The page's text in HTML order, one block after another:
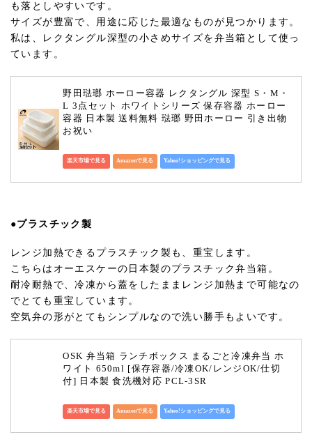
も落としやすいです。
サイズが豊富で、用途に応じた最適なものが見つかります。
私は、レクタングル深型の小さめサイズを弁当箱として使っ
ています。
野田琺瑯 ホーロー容器 レクタングル 深型 S・M・
L 3点セット ホワイトシリーズ 保存容器 ホーロー
容器 日本製 送料無料 琺瑯 野田ホーロー 引き出物
お祝い
楽天市場で見る Amazonで見る Yahoo!ショッピングで見る
●プラスチック製
レンジ加熱できるプラスチック製も、重宝します。
こちらはオーエスケーの日本製のプラスチック弁当箱。
耐冷耐熱で、冷凍から蓋をしたままレンジ加熱まで可能なの
でとても重宝しています。
空気弁の形がとてもシンプルなので洗い勝手もよいです。
OSK 弁当箱 ランチボックス まるごと冷凍弁当 ホ
ワイト 650ml [保存容器/冷凍OK/レンジOK/仕切
付] 日本製 食洗機対応 PCL-3SR
楽天市場で見る Amazonで見る Yahoo!ショッピングで見る